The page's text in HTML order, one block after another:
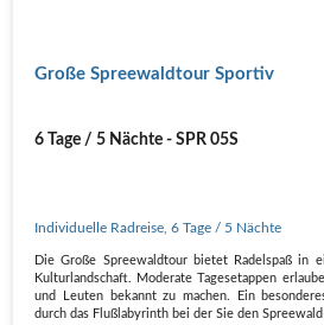
Große Spreewaldtour Sportiv
6 Tage / 5 Nächte - SPR 05S
Individuelle Radreise ,6 Tage / 5 Nächte
Die Große Spreewaldtour bietet Radelspaß in
Kulturlandschaft. Moderate Tagesetappen
und Leuten bekannt zu machen. Ein
durch das Flußlabyrinth bei der Sie den